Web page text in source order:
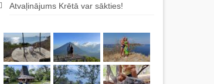
Atvaļinājums Krētā var sākties!